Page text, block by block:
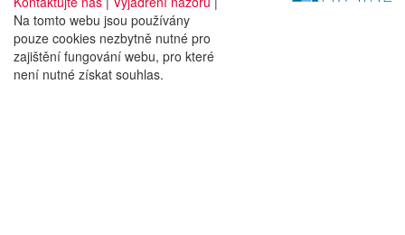
Na tomto webu jsou používány
pouze cookies nezbytně nutné pro
zajištění fungování webu, pro které
není nutné získat souhlas.